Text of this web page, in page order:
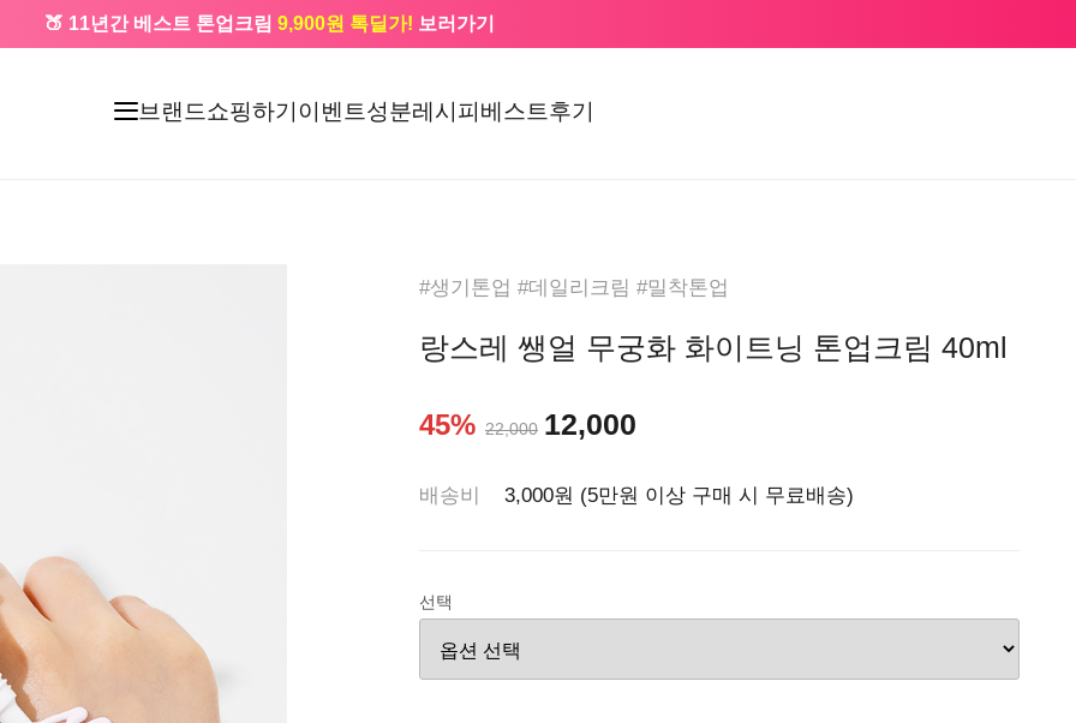
🍑 11년간 베스트 톤업크림 9,900원 톡딜가! 보러가기
브랜드쇼핑하기이벤트성분레시피베스트후기
#생기톤업 #데일리크림 #밀착톤업
랑스레 쌩얼 무궁화 화이트닝 톤업크림 40ml
45% 22,000 12,000
배송비 3,000원 (5만원 이상 구매 시 무료배송)
선택